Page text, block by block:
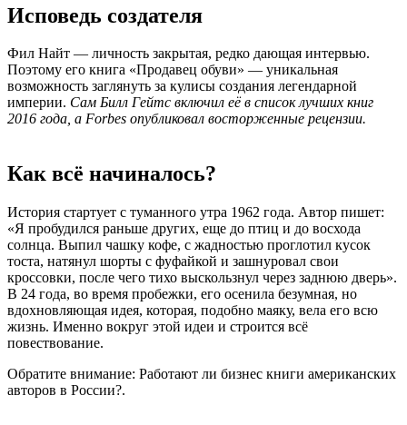
Исповедь создателя
Фил Найт — личность закрытая, редко дающая интервью.
Поэтому его книга «Продавец обуви» — уникальная
возможность заглянуть за кулисы создания легендарной
империи. Сам Билл Гейтс включил её в список лучших книг
2016 года, а Forbes опубликовал восторженные рецензии.
Как всё начиналось?
История стартует с туманного утра 1962 года. Автор пишет:
«Я пробудился раньше других, еще до птиц и до восхода
солнца. Выпил чашку кофе, с жадностью проглотил кусок
тоста, натянул шорты с фуфайкой и зашнуровал свои
кроссовки, после чего тихо выскользнул через заднюю дверь».
В 24 года, во время пробежки, его осенила безумная, но
вдохновляющая идея, которая, подобно маяку, вела его всю
жизнь. Именно вокруг этой идеи и строится всё
повествование.
Обратите внимание: Работают ли бизнес книги американских
авторов в России?.